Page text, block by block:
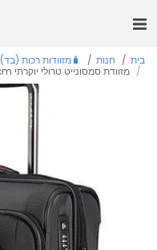
בית חנות
🧳מזוודות רכות (בד)
מזוודת סמסונייט טרולי יוקרתי Samsonite Pro-DLX 5.0 55cm